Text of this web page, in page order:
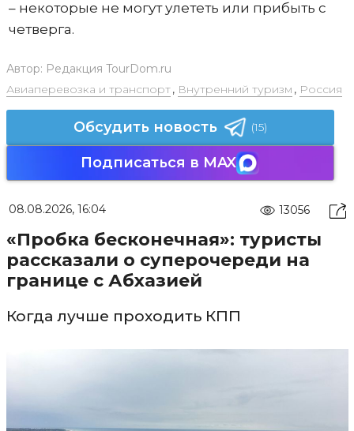
– некоторые не могут улететь или прибыть с
четверга.
Автор: Редакция TourDom.ru
Авиаперевозка и транспорт, Внутренний туризм , Россия
Обсудить новость (15)
Подписаться в MAX
08.08.2026, 16:04 13056
«Пробка бесконечная»: туристы
рассказали о суперочереди на
границе с Абхазией
Когда лучше проходить КПП